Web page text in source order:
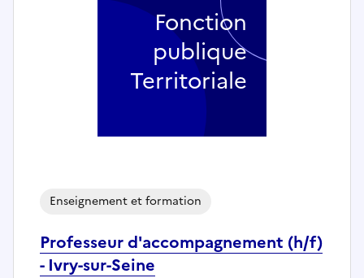
Professeur d'accompagnement (h/f)
- Ivry-sur-Seine
Enseignement et formation
Fonction
publique
Territoriale